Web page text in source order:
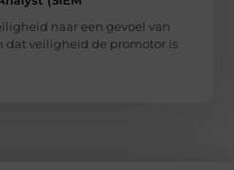
naar een gevoel van
dat veiligheid de promotor is